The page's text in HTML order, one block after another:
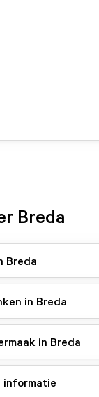
Breda
Breda
in Breda
in Breda
informatie